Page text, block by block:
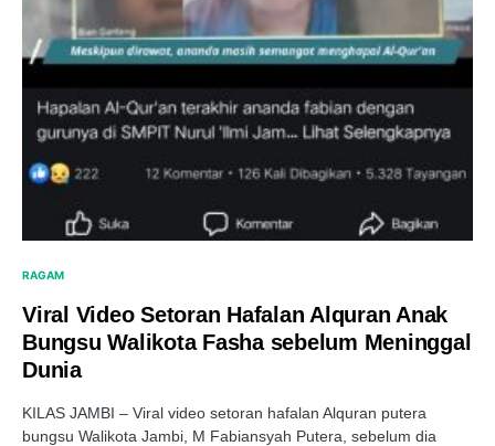
RAGAM
Viral Video Setoran Hafalan Alquran Anak
Bungsu Walikota Fasha sebelum Meninggal
Dunia
KILAS JAMBI – Viral video setoran hafalan Alquran putera
bungsu Walikota Jambi, M Fabiansyah Putera, sebelum dia